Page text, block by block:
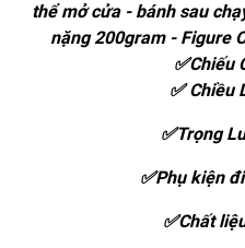
thể mở cửa - bánh sau
nặng 200gram - Figure
✅Chiếu
✅ Chiều
✅Trọng
✅Phụ kiện
✅Chất